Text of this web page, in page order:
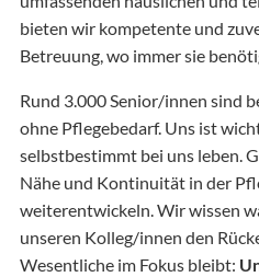
bieten wir kompetente und
Betreuung, wo immer sie
Rund 3.000 Senior/innen sind
ohne Pflegebedarf. Uns ist
selbstbestimmt bei uns leben.
Nähe und Kontinuität in der
weiterentwickeln. Wir wissen
unseren Kolleg/innen den
Wesentliche im Fokus bleibt: